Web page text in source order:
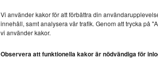
Vi använder kakor för att förbättra din
innehåll, samt analysera vår trafik. Genom att trycka på
vi använder kakor.
Observera att funktionella kakor är nödvändiga för